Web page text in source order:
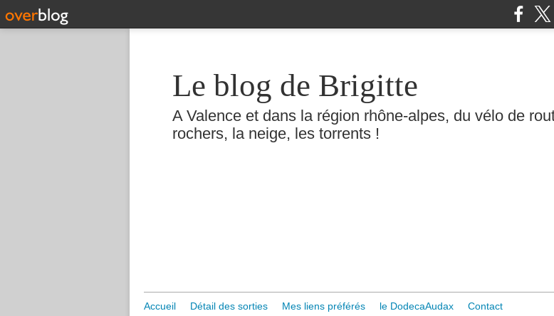
Le blog de Brigitte
A Valence et dans la région rhône-alpes, du vélo de
rochers, la neige, les torrents !
Accueil Détail des sorties Mes liens préférés le DodecaAudax Contact